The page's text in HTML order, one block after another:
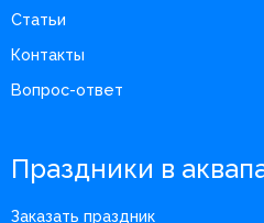
Статьи
Контакты
Вопрос-ответ
Праздники в
Заказать праздник